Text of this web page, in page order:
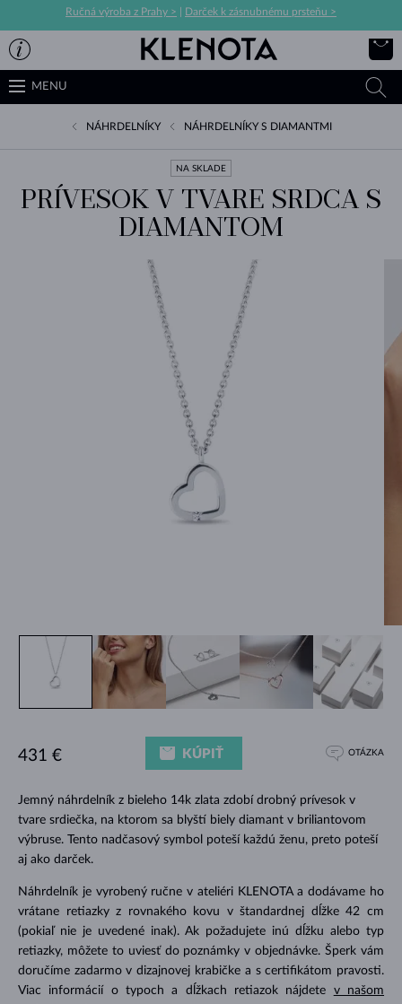
Ručná výroba z Prahy > Darček k zásnubnému prsteňu >
MENU
NÁHRDELNÍKY NÁHRDELNÍKY S DIAMANTMI
NA SKLADE
PRÍVESOK V TVARE SRDCA S
DIAMANTOM
Jemný náhrdelník z bieleho 14k zlata zdobí drobný prívesok v
tvare srdiečka, na ktorom sa blyští biely diamant v briliantovom
výbruse. Tento nadčasový symbol poteší každú ženu, preto poteší
aj ako darček.
Náhrdelník je vyrobený ručne v ateliéri KLENOTA a dodávame ho
vrátane retiazky z rovnakého kovu v štandardnej dĺžke 42 cm
(pokiaľ nie je uvedené inak). Ak požadujete inú dĺžku alebo typ
retiazky, môžete to uviesť do poznámky v objednávke. Šperk vám
doručíme zadarmo v dizajnovej krabičke a s certifikátom pravosti.
Viac informácií o typoch a dĺžkach retiazok nájdete v našom
431 € KÚPIŤ OTÁZKA